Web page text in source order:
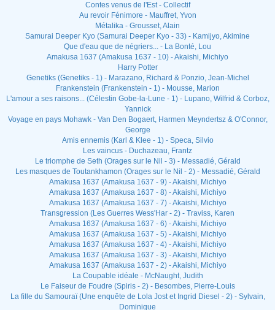
Contes venus de l'Est - Collectif
Au revoir Fénimore - Mauffret, Yvon
Métalika - Grousset, Alain
Samurai Deeper Kyo (Samurai Deeper Kyo - 33) - Kamijyo, Akimine
Que d'eau que de négriers... - La Bonté, Lou
Amakusa 1637 (Amakusa 1637 - 10) - Akaishi, Michiyo
Harry Potter
Genetiks (Genetiks - 1) - Marazano, Richard & Ponzio, Jean-Michel
Frankenstein (Frankenstein - 1) - Mousse, Marion
L'amour a ses raisons... (Célestin Gobe-la-Lune - 1) - Lupano, Wilfrid & Corboz,
Yannick
Voyage en pays Mohawk - Van Den Bogaert, Harmen Meyndertsz & O'Connor,
George
Amis ennemis (Karl & Klee - 1) - Speca, Silvio
Les vaincus - Duchazeau, Frantz
Le triomphe de Seth (Orages sur le Nil - 3) - Messadié, Gérald
Les masques de Toutankhamon (Orages sur le Nil - 2) - Messadié, Gérald
Amakusa 1637 (Amakusa 1637 - 9) - Akaishi, Michiyo
Amakusa 1637 (Amakusa 1637 - 8) - Akaishi, Michiyo
Amakusa 1637 (Amakusa 1637 - 7) - Akaishi, Michiyo
Transgression (Les Guerres Wess'Har - 2) - Traviss, Karen
Amakusa 1637 (Amakusa 1637 - 6) - Akaishi, Michiyo
Amakusa 1637 (Amakusa 1637 - 5) - Akaishi, Michiyo
Amakusa 1637 (Amakusa 1637 - 4) - Akaishi, Michiyo
Amakusa 1637 (Amakusa 1637 - 3) - Akaishi, Michiyo
Amakusa 1637 (Amakusa 1637 - 2) - Akaishi, Michiyo
La Coupable idéale - McNaught, Judith
Le Faiseur de Foudre (Spiris - 2) - Besombes, Pierre-Louis
La fille du Samouraï (Une enquête de Lola Jost et Ingrid Diesel - 2) - Sylvain,
Dominique